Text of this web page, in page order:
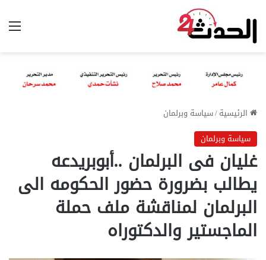
الرئيسية/سياسة وبرلمان
سياسة وبرلمان
غليان فى البرلمان ..أبوبريدعه
يطالب بضرورة حضور الحكومه الى
البرلمان لمناقشة ملف حملة
الماجستير والدكتوراه